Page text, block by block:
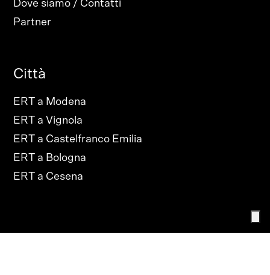
Dove siamo / Contatti
Partner
Città
ERT a Modena
ERT a Vignola
ERT a Castelfranco Emilia
ERT a Bologna
ERT a Cesena